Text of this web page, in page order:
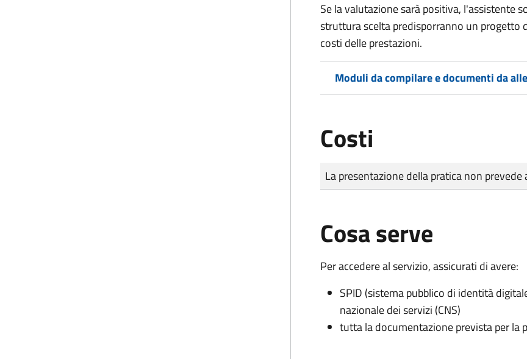
Se la valutazione sarà positiva, l'assistente
struttura scelta predisporranno un progetto
costi delle prestazioni.
Moduli da compilare e documenti da
Costi
Tipo di pagamento
Importo
La presentazione della pratica non
Cosa serve
Per accedere al servizio, assicurati di avere:
SPID (sistema pubblico di identità
nazionale dei servizi (CNS)
tutta la documentazione prevista per la